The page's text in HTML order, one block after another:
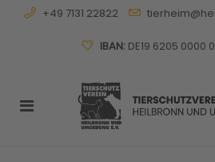
+49 7131 22822
IBAN:DE19 6205 0000